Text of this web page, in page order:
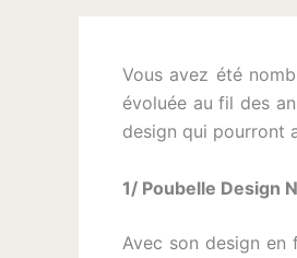
Vous avez été
évoluée au fil des
design qui pourront
1/ Poubelle Design
Avec son design